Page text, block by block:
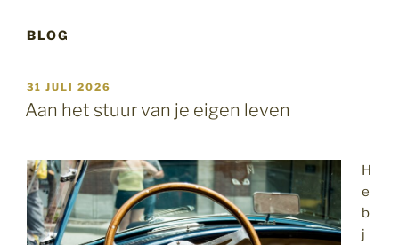
BLOG
GEPLAATST
OP
31 JULI 2026
Aan het stuur van je eigen leven
H
e
b
j